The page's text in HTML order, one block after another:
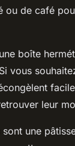
ou de café
boîte
vous
leur
sont une